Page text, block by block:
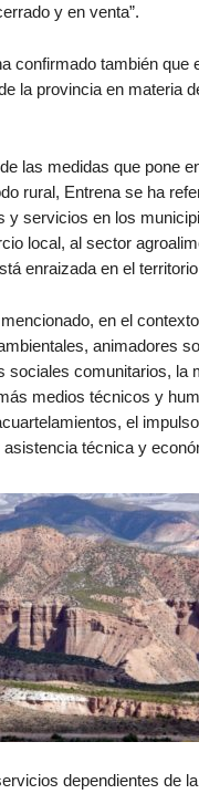
y en venta”.
confirmado también que
la provincia en materia
las medidas que pone
rural, Entrena se ha
y servicios en los
local, al sector
enraizada en el
en el
animadores
sociales comunitarios, la
medios técnicos y
el
técnica y
dependientes de